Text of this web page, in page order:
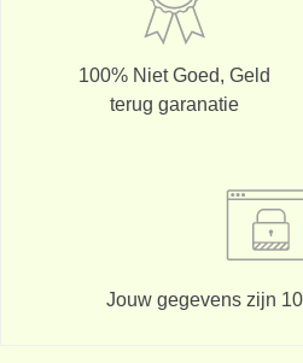
100% Niet Goed, Geld
terug garanatie
Jouw gegevens zijn